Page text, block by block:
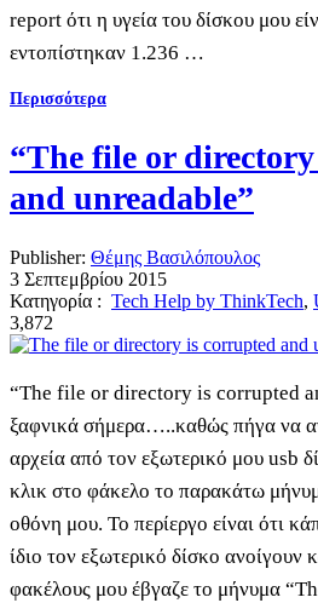
report ότι η υγεία του δίσκου μου
εντοπίστηκαν 1.236 …
Περισσότερα
“The file or
and unreadable”
Publisher: Θέμης Βασιλόπουλος
3 Σεπτεμβρίου 2015
Κατηγορία : Tech Help by ThinkTech,
3,872
“The file or directory is corrupted
ξαφνικά σήμερα…..καθώς πήγα να
αρχεία από τον εξωτερικό μου usb
κλικ στο φάκελο το παρακάτω
οθόνη μου. Το περίεργο είναι ότι
ίδιο τον εξωτερικό δίσκο ανοίγουν
φακέλους μου έβγαζε το μήνυμα